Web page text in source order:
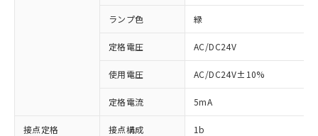
ランプ色 緑
定格電圧 AC/DC24V
使用電圧 AC/DC24V±10%
定格電流 5mA
接点定格 接点構成 1b
※1 対応状況
対応済み：EU RoHS指令（10物質）の
非含有に対応した製品が提供可能な商品で